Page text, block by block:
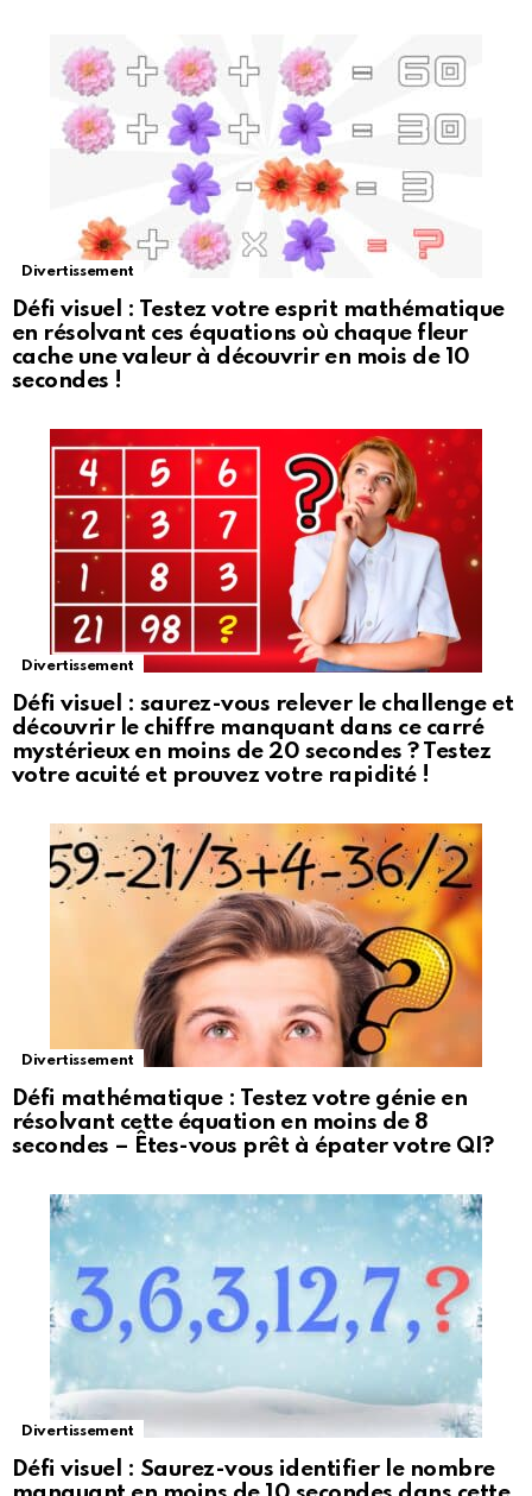
Divertissement
Défi visuel : Testez votre esprit mathématique
en résolvant ces équations où chaque fleur
cache une valeur à découvrir en mois de 10
secondes !
Divertissement
Défi visuel : saurez-vous relever le challenge et
découvrir le chiffre manquant dans ce carré
mystérieux en moins de 20 secondes ? Testez
votre acuité et prouvez votre rapidité !
Divertissement
Défi mathématique : Testez votre génie en
résolvant cette équation en moins de 8
secondes – Êtes-vous prêt à épater votre QI?
Divertissement
Défi visuel : Saurez-vous identifier le nombre